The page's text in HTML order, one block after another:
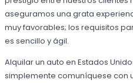
aseguramos una grata
muy favorables; los requisitos
es sencillo y ágil.
Alquilar un auto en Estados
simplemente comuníquese con